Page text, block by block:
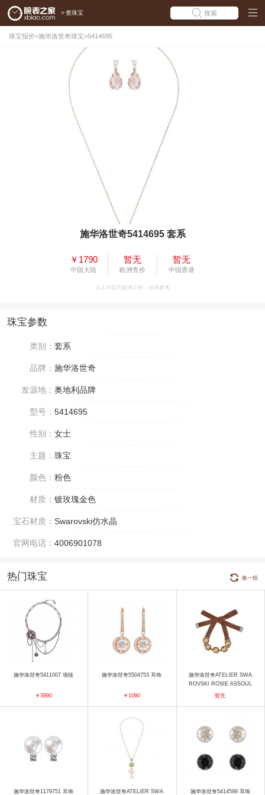
> 查珠宝 搜索
珠宝报价>施华洛世奇珠宝>5414695
施华洛世奇5414695 套系
￥1790
中国大陆
暂无
欧洲售价
暂无
中国香港
以上为官方媒体公价，仅供参考
珠宝参数
类别： 套系
品牌： 施华洛世奇
发源地： 奥地利品牌
型号： 5414695
性别： 女士
主题： 珠宝
颜色： 粉色
材质： 镀玫瑰金色
宝石材质： Swarovski仿水晶
官网电话： 4006901078
热门珠宝 换一组
施华洛世奇5411007 项链
￥3990
施华洛世奇5504753 耳饰
￥1090
施华洛世奇ATELIER SWA
ROVSKI ROSIE ASSOUL
IN 手链 手镯
暂无
施华洛世奇1179751 耳饰 施华洛世奇ATELIER SWA 施华洛世奇5414599 耳饰